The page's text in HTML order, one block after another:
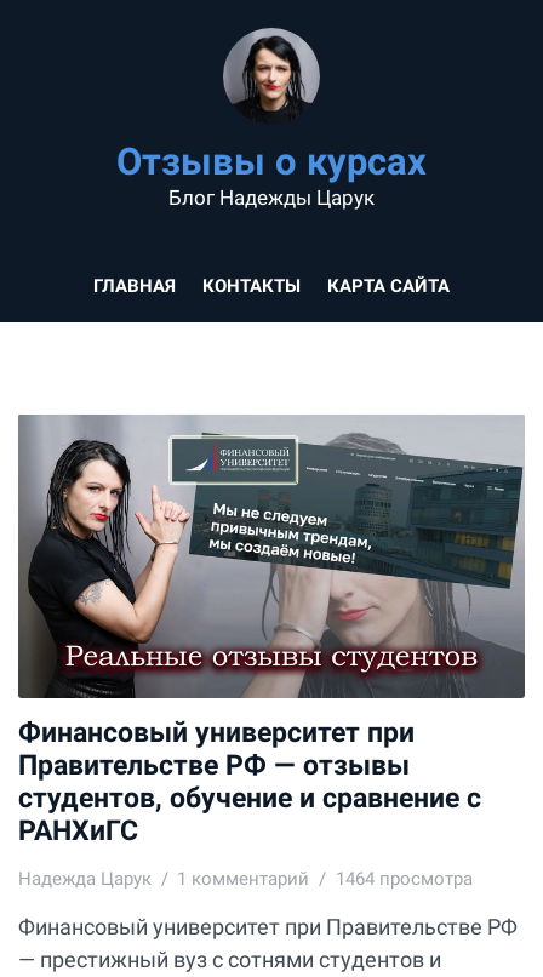
Отзывы о курсах
Блог Надежды Царук
ГЛАВНАЯ КОНТАКТЫ КАРТА САЙТА
Финансовый университет при
Правительстве РФ — отзывы
студентов, обучение и сравнение с
РАНХиГС
Надежда Царук 1 комментарий 1464 просмотра
Финансовый университет при Правительстве РФ
— престижный вуз с сотнями студентов и